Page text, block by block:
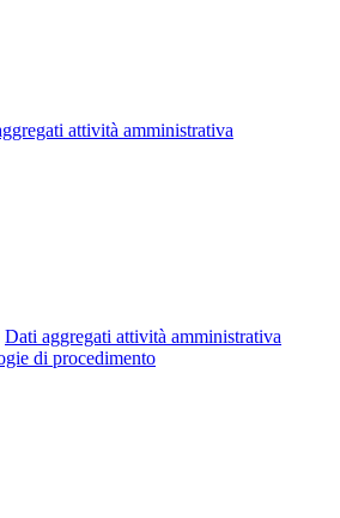
attività amministrativa
Dati aggregati attività amministrativa
di procedimento